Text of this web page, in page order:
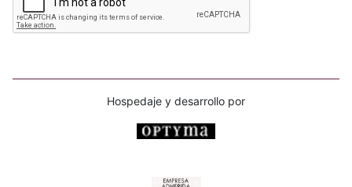
Hospedaje y desarrollo por